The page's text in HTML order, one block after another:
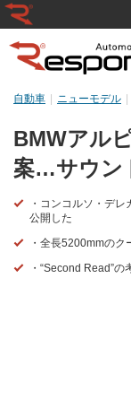
BMWアル
案…サウン
・コンコルソ・デ
公開した
・全長5200mmの
・“Second Read”
自動車 ニューモデル